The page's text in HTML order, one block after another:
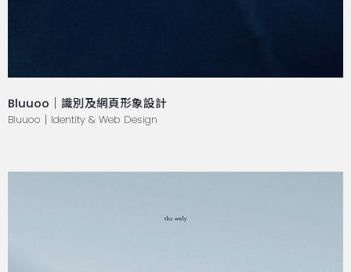
Bluuoo｜識別及網頁形象設計
Bluuoo｜Identity & Web Design